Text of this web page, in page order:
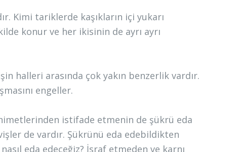
Kimi tariklerde kaşıkların içi yukarı
konur ve her ikisinin de ayrı ayrı
halleri arasında çok yakın benzerlik vardır.
engeller.
istifade etmenin de şükrü eda
de vardır. Şükrünü eda edebildikten
eda edeceğiz? İsraf etmeden ve karnı